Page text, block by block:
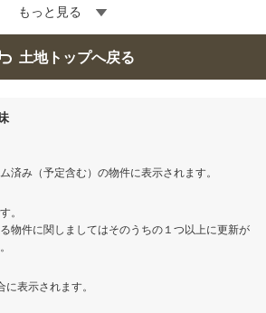
もっと見る
土地トップへ戻る
済み（予定含む）の物件に表示されます。
。
物件に関しましてはそのうちの１つ以上に更新が
表示されます。